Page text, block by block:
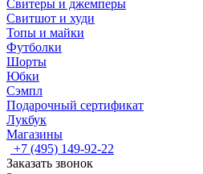
Свитеры и джемперы
Свитшот и худи
Топы и майки
Футболки
Шорты
Юбки
Сэмпл
Подарочный сертификат
Лукбук
Магазины
+7 (495) 149-92-22
Заказать звонок